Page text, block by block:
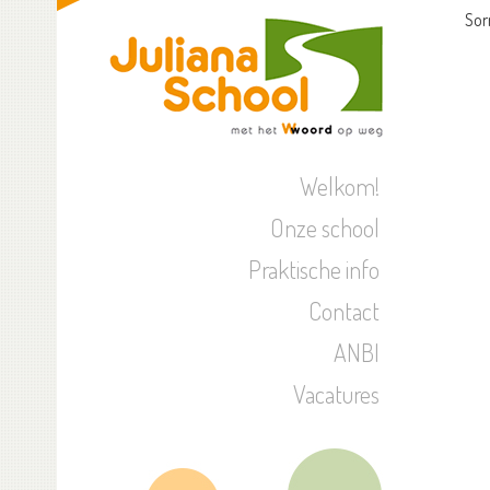
Welkom!
Onze school
Praktische info
Contact
ANBI
Vacatures